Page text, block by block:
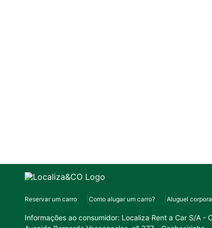
Reservar um carro Como alugar um carro? Aluguel
Informações ao consumidor: Localiza Rent a Car S/A -